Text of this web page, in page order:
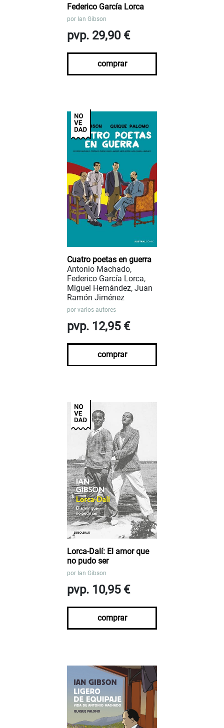
Federico García Lorca
por Ian Gibson
pvp. 29,90 €
comprar
Cuatro poetas en guerra
Antonio Machado,
Federico García Lorca,
Miguel Hernández, Juan
Ramón Jiménez
por varios autores
pvp. 12,95 €
comprar
Lorca-Dalí: El amor que
no pudo ser
por Ian Gibson
pvp. 10,95 €
comprar